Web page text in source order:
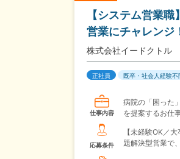
【システム営業
営業にチャレンジ
株式会社イードクトル
正社員 既卒・社会人経験不
仕事内容
病院の「困った
を提案するお仕
応募条件
【未経験OK／
題解決型営業で